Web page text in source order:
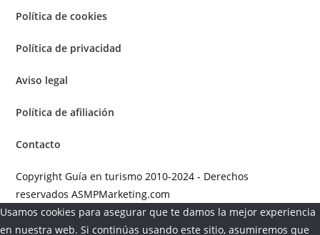
Política de cookies
Política de privacidad
Aviso legal
Política de afiliación
Contacto
Copyright Guía en turismo 2010-2024 - Derechos
reservados ASMPMarketing.com
Usamos cookies para asegurar que te damos la mejor experiencia
en nuestra web. Si continúas usando este sitio, asumiremos que